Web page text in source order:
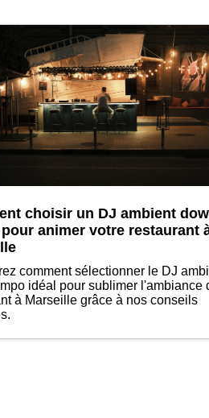
choisir un DJ ambient
animer votre restaurant
comment sélectionner le DJ
idéal pour sublimer l'ambiance
à Marseille grâce à nos conseils